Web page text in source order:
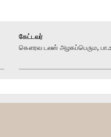
கேட்டவர்
கௌரவ டலஸ் அழகப்பெரும,